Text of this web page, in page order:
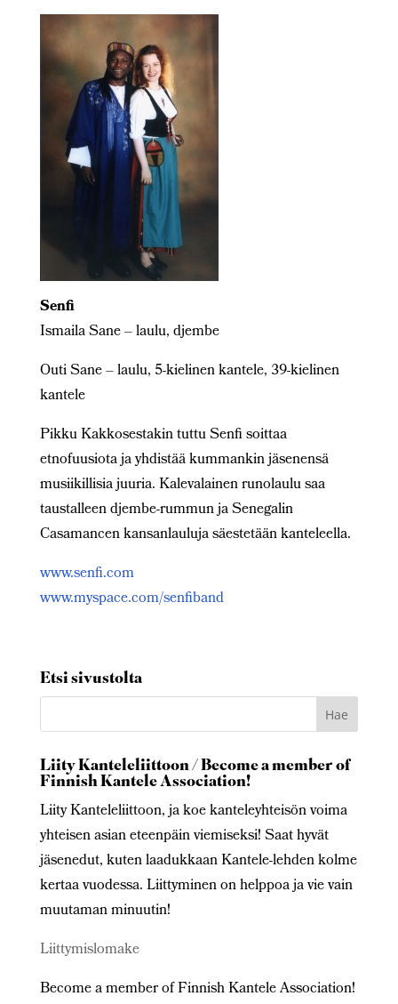
Senfi
Ismaila Sane – laulu, djembe
Outi Sane – laulu, 5-kielinen kantele, 39-kielinen
kantele
Pikku Kakkosestakin tuttu Senfi soittaa
etnofuusiota ja yhdistää kummankin jäsenensä
musiikillisia juuria. Kalevalainen runolaulu saa
taustalleen djembe-rummun ja Senegalin
Casamancen kansanlauluja säestetään kanteleella.
www.senfi.com
www.myspace.com/senfiband
Etsi sivustolta
Liity Kanteleliittoon / Become a member of
Finnish Kantele Association!
Liity Kanteleliittoon, ja koe kanteleyhteisön voima
yhteisen asian eteenpäin viemiseksi! Saat hyvät
jäsenedut, kuten laadukkaan Kantele-lehden kolme
kertaa vuodessa. Liittyminen on helppoa ja vie vain
muutaman minuutin!
Liittymislomake
Become a member of Finnish Kantele Association!